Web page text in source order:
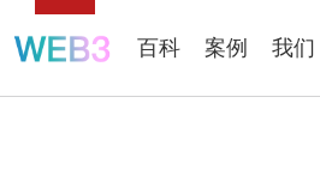
百科 案例 我们